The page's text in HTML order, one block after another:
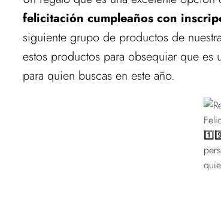
felicitación cumpleaños con
siguiente grupo de productos de
estos productos para obsequiar que es
para quien buscas en este año.